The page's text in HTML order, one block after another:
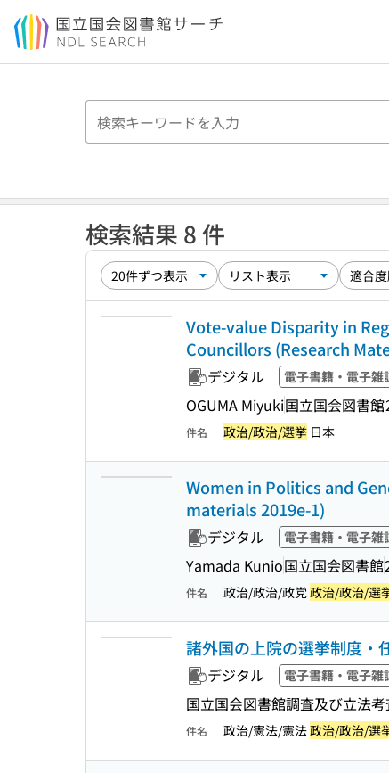
本文へ移動
検索結果 8 件
Vote-value Disparity in
Councillors (Research
デジタル 電子書籍・電子雑
OGUMA Miyuki国立国会図書館
件名 政治/政治/選挙 日本
Women in Politics and
materials 2019e-1)
デジタル 電子書籍・電子雑
Yamada Kunio国立国会図書館
件名 政治/政治/政党政治/政治/選
諸外国の上院の選挙制度・
デジタル 電子書籍・電子雑
国立国会図書館調査及び立法考
件名 政治/憲法/憲法政治/政治/選